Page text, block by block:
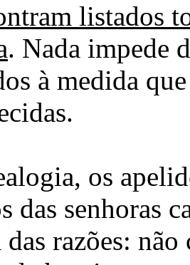
listados
. Nada impede
à medida
os
das senhoras
razões: